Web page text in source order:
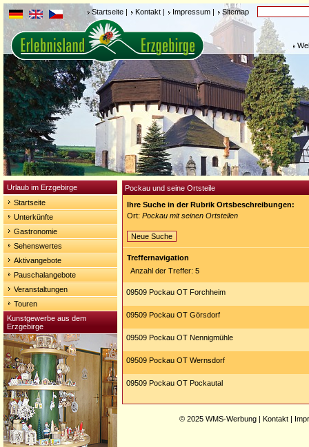
Startseite | Kontakt | Impressum | Sitemap
Urlaub im Erzgebirge
Startseite
Unterkünfte
Gastronomie
Sehenswertes
Aktivangebote
Pauschalangebote
Veranstaltungen
Touren
Kunstgewerbe aus dem
Erzgebirge
Pockau und seine Ortsteile
Ihre Suche in der Rubrik Ortsbeschreibungen:
Ort: Pockau mit seinen Ortsteilen
Neue Suche
Treffernavigation
Anzahl der Treffer: 5
09509 Pockau OT Forchheim
09509 Pockau OT Görsdorf
09509 Pockau OT Nennigmühle
09509 Pockau OT Wernsdorf
09509 Pockau OT Pockautal
© 2025 WMS-Werbung | Kontakt |